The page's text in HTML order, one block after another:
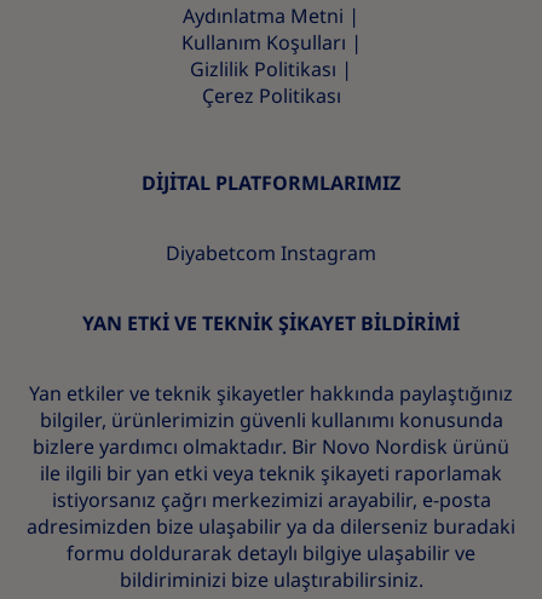
Aydınlatma Metni
Kullanım Koşulları
Gizlilik Politikası
Çerez Politikası
DİJİTAL PLATFORMLARIMIZ
Diyabetcom Instagram
YAN ETKİ VE TEKNİK ŞİKAYET BİLDİRİMİ
Yan etkiler ve teknik şikayetler hakkında paylaştığınız
bilgiler, ürünlerimizin güvenli kullanımı konusunda
bizlere yardımcı olmaktadır. Bir Novo Nordisk ürünü
ile ilgili bir yan etki veya teknik şikayeti raporlamak
istiyorsanız çağrı merkezimizi arayabilir, e-posta
adresimizden bize ulaşabilir ya da dilerseniz buradaki
formu doldurarak detaylı bilgiye ulaşabilir ve
bildiriminizi bize ulaştırabilirsiniz.